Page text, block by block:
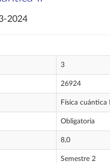
2024
3
26924
Física cuántica II
Obligatoria
8,0
Semestre 2